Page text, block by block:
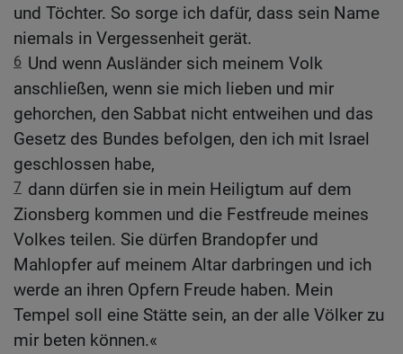
und Töchter. So sorge ich dafür, dass sein Name
niemals in Vergessenheit gerät.
6 Und wenn Ausländer sich meinem Volk
anschließen, wenn sie mich lieben und mir
gehorchen, den Sabbat nicht entweihen und das
Gesetz des Bundes befolgen, den ich mit Israel
geschlossen habe,
7 dann dürfen sie in mein Heiligtum auf dem
Zionsberg kommen und die Festfreude meines
Volkes teilen. Sie dürfen Brandopfer und
Mahlopfer auf meinem Altar darbringen und ich
werde an ihren Opfern Freude haben. Mein
Tempel soll eine Stätte sein, an der alle Völker zu
mir beten können.«